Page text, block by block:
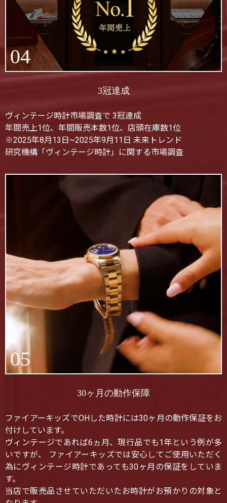
04
3冠達成
ヴィンテージ時計市場調査で 3冠達成
年間売上1位、年間販売本数1位、店頭在庫数1位
※2025年8月13日~2025年9月11日 未来トレンド
研究機構「ヴィンテージ時計」に関する市場調査
05
30ヶ月の動作保障
ファイアーキッズでOHした時計には30ヶ月の動作保証をお
付けしています。
ヴィンテージであれば6ヵ月、現行品でも1年という例が多
いですが、 ファイアーキッズでは安心してご使用いただく
為にヴィンテージ時計であっても30ヶ月の保証をしていま
す。
当店で販売品させていただいたお時計がお預かりの対象と